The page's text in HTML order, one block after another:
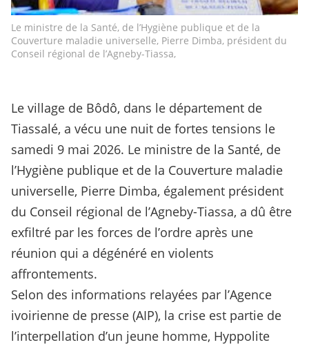
Le ministre de la Santé, de l’Hygiène publique et de la
Couverture maladie universelle, Pierre Dimba, président du
Conseil régional de l’Agneby-Tiassa,
Le village de Bôdô, dans le département de
Tiassalé, a vécu une nuit de fortes tensions le
samedi 9 mai 2026. Le ministre de la Santé, de
l’Hygiène publique et de la Couverture maladie
universelle, Pierre Dimba, également président
du Conseil régional de l’Agneby-Tiassa, a dû être
exfiltré par les forces de l’ordre après une
réunion qui a dégénéré en violents
affrontements.
Selon des informations relayées par l’Agence
ivoirienne de presse (AIP), la crise est partie de
l’interpellation d’un jeune homme, Hyppolite